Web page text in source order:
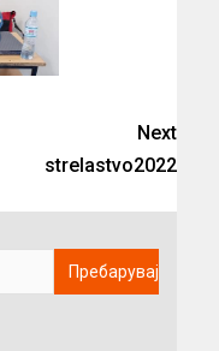
Next
strelastvo2022